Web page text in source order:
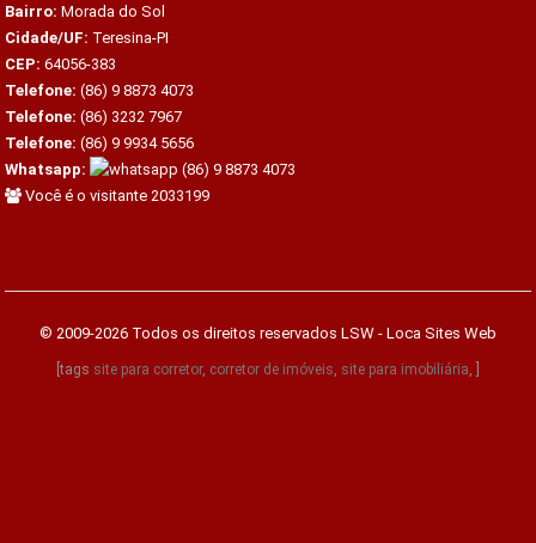
Bairro: Morada do Sol
Cidade/UF: Teresina-PI
CEP: 64056-383
Telefone: (86) 9 8873 4073
Telefone: (86) 3232 7967
Telefone: (86) 9 9934 5656
Whatsapp:
(86) 9 8873 4073
Você é o visitante 2033199
© 2009-2026 Todos os direitos reservados LSW - Loca Sites Web
[tags site para corretor, corretor de imóveis, site para imobiliária, ]